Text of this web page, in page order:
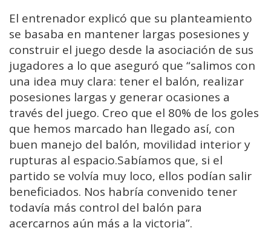
El entrenador explicó que su planteamiento
se basaba en mantener largas posesiones y
construir el juego desde la asociación de sus
jugadores a lo que aseguró que “salimos con
una idea muy clara: tener el balón, realizar
posesiones largas y generar ocasiones a
través del juego. Creo que el 80% de los goles
que hemos marcado han llegado así, con
buen manejo del balón, movilidad interior y
rupturas al espacio.Sabíamos que, si el
partido se volvía muy loco, ellos podían salir
beneficiados. Nos habría convenido tener
todavía más control del balón para
acercarnos aún más a la victoria”.